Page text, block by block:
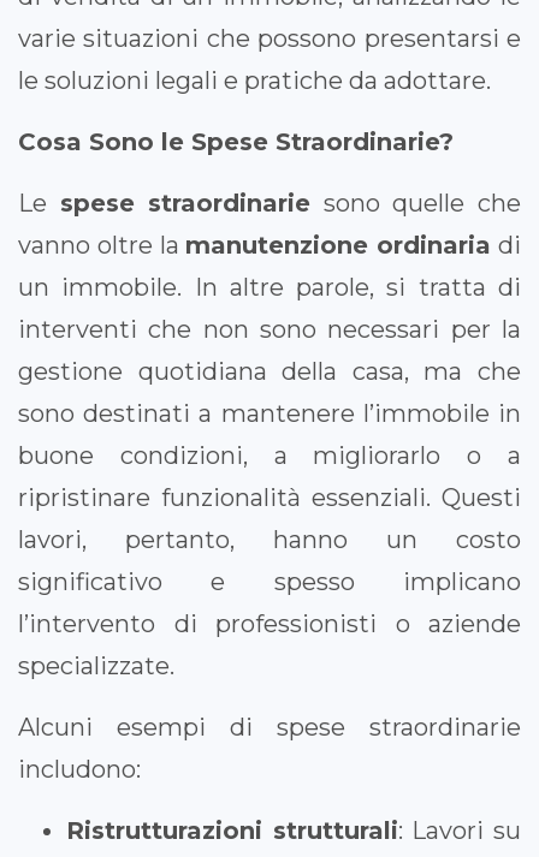
varie situazioni che possono presentarsi e
le soluzioni legali e pratiche da adottare.
Cosa Sono le Spese Straordinarie?
Le spese straordinarie sono quelle che
vanno oltre la manutenzione ordinaria di
un immobile. In altre parole, si tratta di
interventi che non sono necessari per la
gestione quotidiana della casa, ma che
sono destinati a mantenere l’immobile in
buone condizioni, a migliorarlo o a
ripristinare funzionalità essenziali. Questi
lavori, pertanto, hanno un costo
significativo e spesso implicano
l’intervento di professionisti o aziende
specializzate.
Alcuni esempi di spese straordinarie
includono:
Ristrutturazioni strutturali: Lavori su